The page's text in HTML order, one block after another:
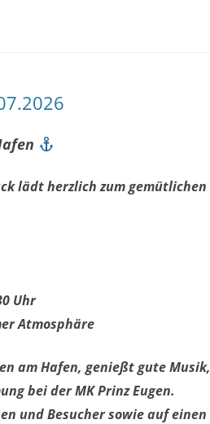
lädt herzlich zum gemütlichen
Uhr
Atmosphäre
am Hafen, genießt gute Musik,
bei der MK Prinz Eugen.
und Besucher sowie auf einen